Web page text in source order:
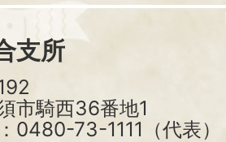
支所
市騎西36番地1
0480-73-1111（代表）